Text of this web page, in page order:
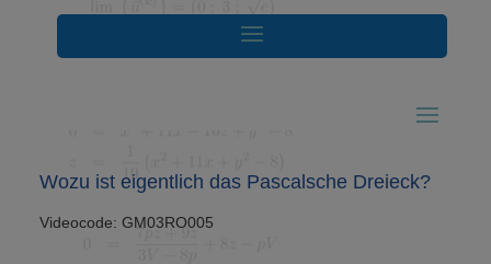
Wozu ist eigentlich das Pascalsche Dreieck?
Videocode: GM03RO005